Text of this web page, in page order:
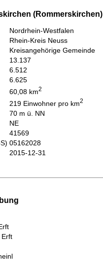
(Rommerskirchen)
Nordrhein-Westfalen
Rhein-Kreis Neuss
Kreisangehörige Gemeinde
13.137
6.512
6.625
60,08 km2
219 Einwohner pro km2
70 m ü. NN
NE
41569
05162028
2015-12-31
Erft